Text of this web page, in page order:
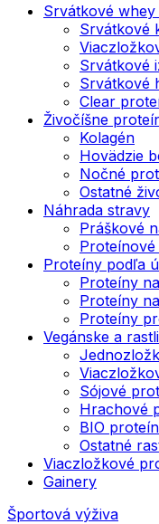
Srvátkové
Srvátkové
Srvátkové
Srvátkové
Clear
Živočíšne
Kolagén
Hovädzie
Nočné
Ostatné
Náhrada stravy
Práškové
Proteíny podľa
Proteíny
Proteíny
Proteíny
Vegánske a
Sójové
Hrachové
BIO
Ostatné
Viaczložkové
Gainery
Športová výživa